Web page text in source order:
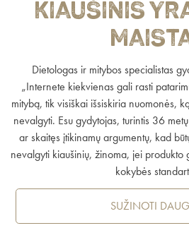
kiaušinis
Dietologas ir mitybos specialistas
„Internete kiekvienas gali rasti
mitybą, tik visiškai išsiskiria nuomonės,
nevalgyti. Esu gydytojas, turintis 36
ar skaitęs įtikinamų argumentų, kad
nevalgyti kiaušinių, žinoma, jei produkto
kokybės
SUŽINOTI